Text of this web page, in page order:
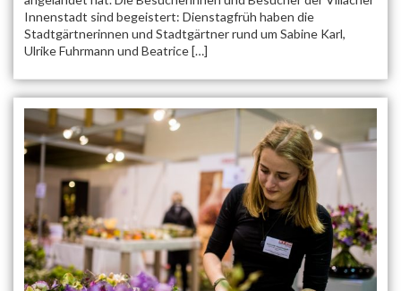
Innenstadt sind begeistert: Dienstagfrüh haben die
Stadtgärtnerinnen und Stadtgärtner rund um Sabine Karl,
Ulrike Fuhrmann und Beatrice […]